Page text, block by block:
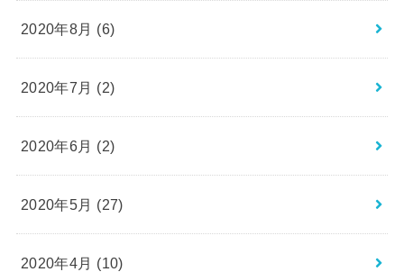
2020年8月 (6)
2020年7月 (2)
2020年6月 (2)
2020年5月 (27)
2020年4月 (10)